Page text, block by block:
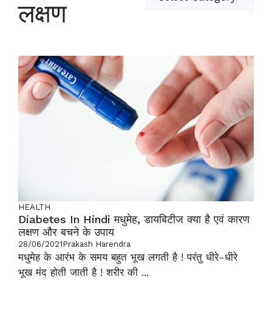
लक्षण
HEALTH
Diabetes In Hindi मधुमेह, डायबिटीज क्या है एवं कारण
लक्षण और बचने के उपाय
28/06/2021Prakash Harendra
मधुमेह के आरंभ के समय बहुत भूख लगती है ! परंतु धीरे-धीरे
भूख मंद होती जाती है ! शरीर की ...